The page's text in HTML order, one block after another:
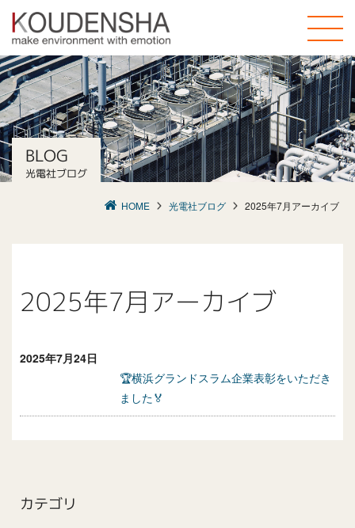
toggle
BLOG
光電社ブログ
HOME 光電社ブログ 2025年7月アーカイブ
2025年7月アーカイブ
2025年7月24日
🏆横浜グランドスラム企業表彰をいただき
ました🏅
カテゴリ